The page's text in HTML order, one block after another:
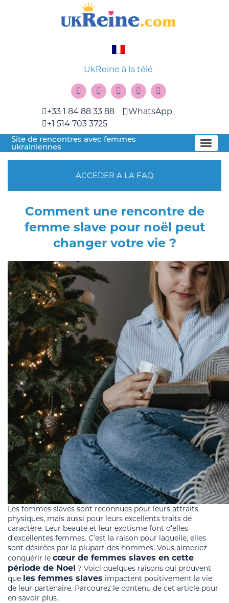
UkReine à la télé
+33 1 84 88 33 88
+1 514 703 3725
WhatsApp
Site de rencontres avec femmes
ukrainiennes
ACCEDER A LA FAQ
Comment une rencontre de
femme slave pour noël peut
changer votre vie ?
Les femmes slaves sont reconnues pour leurs attraits
physiques, mais aussi pour leurs excellents traits de
caractère. Leur beauté et leur exotisme font d’elles
d’excellentes femmes. C’est la raison pour laquelle, elles
sont désirées par la plupart des hommes. Vous aimeriez
conquérir le cœur de femmes slaves en cette
période de Noel ? Voici quelques raisons qui prouvent
que les femmes slaves impactent positivement la vie
de leur partenaire. Parcourez le contenu de cet article pour
en savoir plus.